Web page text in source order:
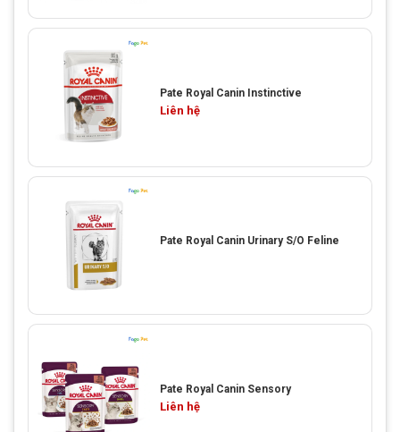
Pate Royal Canin Instinctive
Liên hệ
Pate Royal Canin Urinary S/O Feline
Pate Royal Canin Sensory
Liên hệ